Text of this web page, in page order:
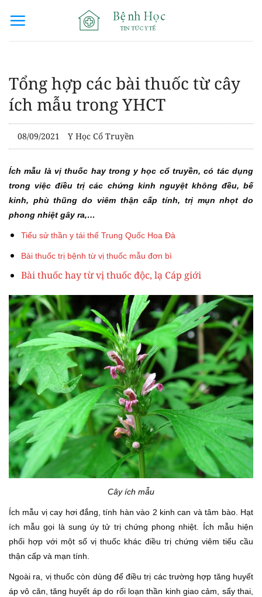
qua
Tổng hợp các bài thuốc từ cây
ích mẫu trong YHCT
08/09/2021 Y Học Cổ Truyền
Ích mẫu là vị thuốc hay trong y học cổ truyền, có tác dụng
trong việc điều trị các chứng kinh nguyệt không đều, bế
kinh, phù thũng do viêm thận cấp tính, trị mụn nhọt do
phong nhiệt gây ra,…
Tiểu sử thần y tái thế Trung Quốc Hoa Đà
Bài thuốc trị bệnh từ vị thuốc mẫu đơn bì
Bài thuốc hay từ vị thuốc độc, lạ Cáp giới
Cây ích mẫu
Ích mẫu vị cay hơi đắng, tính hàn vào 2 kinh can và tâm bào. Hạt
ích mẫu gọi là sung úy tử trị chứng phong nhiệt. Ích mẫu hiện
phối hợp với một số vị thuốc khác điều trị chứng viêm tiểu cầu
thận cấp và mạn tính.
Ngoài ra, vị thuốc còn dùng để điều trị các trường hợp tăng huyết
áp vô căn, tăng huyết áp do rối loạn thần kinh giao cảm, sẩy thai,